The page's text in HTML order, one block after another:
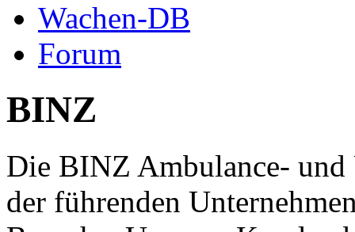
Wachen-DB
Forum
BINZ
Die BINZ Ambulance-
der führenden